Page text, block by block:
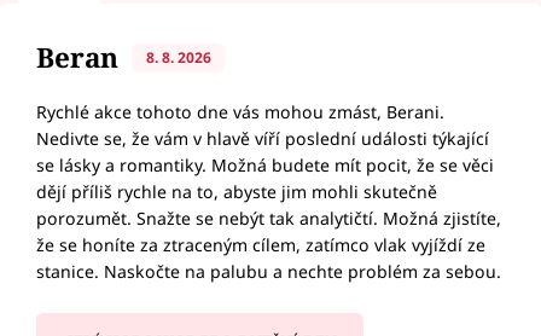
Beran 8. 8. 2026
Rychlé akce tohoto dne vás mohou zmást, Berani.
Nedivte se, že vám v hlavě víří poslední události týkající
se lásky a romantiky. Možná budete mít pocit, že se věci
dějí příliš rychle na to, abyste jim mohli skutečně
porozumět. Snažte se nebýt tak analytičtí. Možná zjistíte,
že se honíte za ztraceným cílem, zatímco vlak vyjíždí ze
stanice. Naskočte na palubu a nechte problém za sebou.